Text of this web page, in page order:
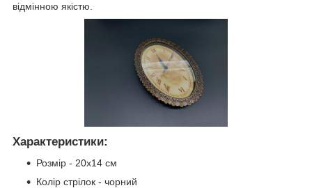
відмінною якістю.
Характеристики:
Розмір - 20х14 см
Колір стрілок - чорний